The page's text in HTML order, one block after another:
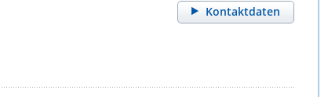
Kontaktdaten